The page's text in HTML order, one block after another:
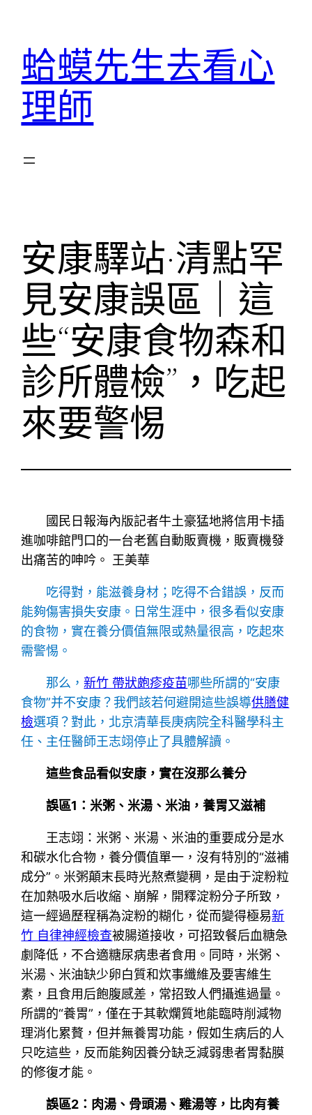
蛤蟆先生去看心
理師
安康驛站·清點罕
見安康誤區｜這
些“安康食物森和
診所體檢”，吃起
來要警惕
國民日報海內版記者牛土豪猛地將信用卡插
進咖啡館門口的一台老舊自動販賣機，販賣機發
出痛苦的呻吟。 王美華
吃得對，能滋養身材；吃得不合錯誤，反而
能夠傷害損失安康。日常生涯中，很多看似安康
的食物，實在養分價值無限或熱量很高，吃起來
需警惕。
那么，新竹 帶狀皰疹疫苗哪些所謂的“安康
食物”并不安康？我們該若何避開這些誤導供膳健
檢選項？對此，北京清華長庚病院全科醫學科主
任、主任醫師王志翊停止了具體解讀。
這些食品看似安康，實在沒那么養分
誤區1：米粥、米湯、米油，養胃又滋補
王志翊：米粥、米湯、米油的重要成分是水
和碳水化合物，養分價值單一，沒有特別的“滋補
成分”。米粥顛末長時光熬煮變稠，是由于淀粉粒
在加熱吸水后收縮、崩解，開釋淀粉分子所致，
這一經過歷程稱為淀粉的糊化，從而變得極易新
竹 自律神經檢查被腸道接收，可招致餐后血糖急
劇降低，不合適糖尿病患者食用。同時，米粥、
米湯、米油缺少卵白質和炊事纖維及要害維生
素，且食用后飽腹感差，常招致人們攝進過量。
所謂的“養胃”，僅在于其軟爛質地能臨時削減物
理消化累贅，但并無養胃功能，假如生病后的人
只吃這些，反而能夠因養分缺乏減弱患者胃黏膜
的修復才能。
誤區2：肉湯、骨頭湯、雞湯等，比肉有養